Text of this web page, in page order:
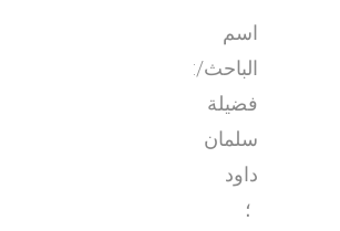
اسم
الباحث/:
فضيلة
سلمان
داود
؛